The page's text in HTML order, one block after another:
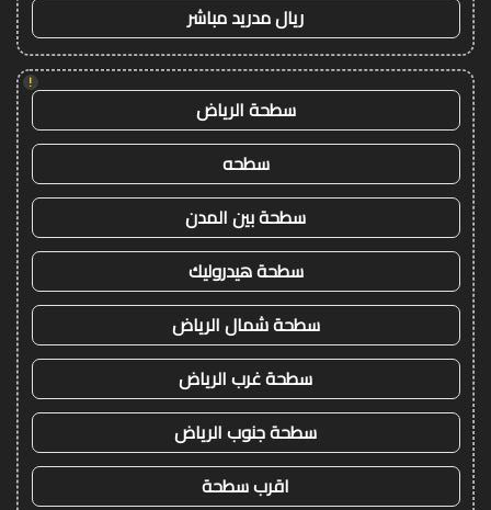
ريال مدريد مباشر
!
سطحة الرياض
سطحه
سطحة بين المدن
سطحة هيدروليك
سطحة شمال الرياض
سطحة غرب الرياض
سطحة جنوب الرياض
اقرب سطحة